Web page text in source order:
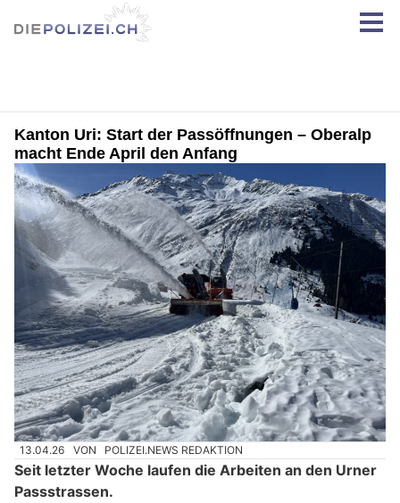
Kanton Uri: Start der Passöffnungen – Oberalp
macht Ende April den Anfang
13.04.26 VON POLIZEI.NEWS REDAKTION
Seit letzter Woche laufen die Arbeiten an den Urner
Passstrassen.